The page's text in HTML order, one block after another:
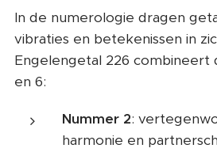
In de numerologie dragen
vibraties en betekenissen in
Engelengetal 226 combineert
en 6:
Nummer 2:
harmonie en